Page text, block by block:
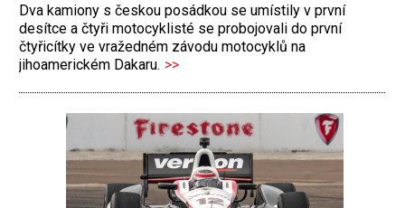
Dva kamiony s českou posádkou se umístily v první
desítce a čtyři motocyklisté se probojovali do první
čtyřicítky ve vražedném závodu motocyklů na
jihoamerickém Dakaru. >>